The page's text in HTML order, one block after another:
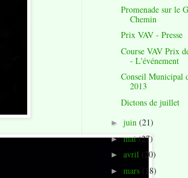
Promenade sur le
Chemin
Prix VAV - Presse
Course VAV Prix
- L'événement
Conseil Municipal
2013
Dictons de juillet
► juin (21)
►mai(27)
► avril (20)
► mars (18)